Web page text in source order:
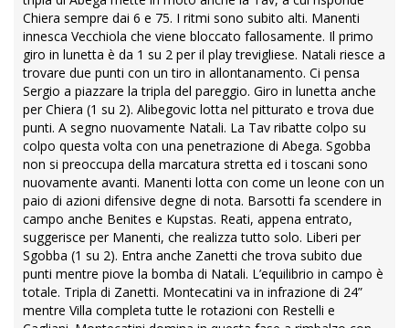
Chiera sempre dai 6 e 75. I ritmi sono subito alti. Manenti
innesca Vecchiola che viene bloccato fallosamente. Il primo
giro in lunetta è da 1 su 2 per il play trevigliese. Natali riesce a
trovare due punti con un tiro in allontanamento. Ci pensa
Sergio a piazzare la tripla del pareggio. Giro in lunetta anche
per Chiera (1 su 2). Alibegovic lotta nel pitturato e trova due
punti. A segno nuovamente Natali. La Tav ribatte colpo su
colpo questa volta con una penetrazione di Abega. Sgobba
non si preoccupa della marcatura stretta ed i toscani sono
nuovamente avanti. Manenti lotta con come un leone con un
paio di azioni difensive degne di nota. Barsotti fa scendere in
campo anche Benites e Kupstas. Reati, appena entrato,
suggerisce per Manenti, che realizza tutto solo. Liberi per
Sgobba (1 su 2). Entra anche Zanetti che trova subito due
punti mentre piove la bomba di Natali. L’equilibrio in campo è
totale. Tripla di Zanetti. Montecatini va in infrazione di 24”
mentre Villa completa tutte le rotazioni con Restelli e